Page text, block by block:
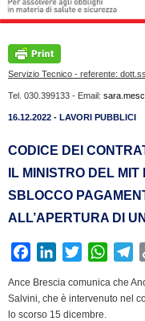
Servizio Tecnico - referente:
Tel. 030.399133 - Email:
16.12.2022 - LAVORI PUBBLICI
CODICE DEI
IL MINISTRO DEL MIT
SBLOCCO
ALL’APERTURA DI
c
e
n
k
i
t
W
a
l
Ance Brescia comunica che
Salvini, che è intervenuto nel
lo scorso 15 dicembre.